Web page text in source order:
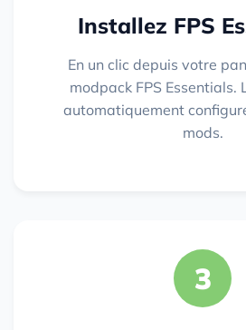
Installez FPS
En un clic depuis votre
modpack FPS Essentials.
automatiquement
mods.
3